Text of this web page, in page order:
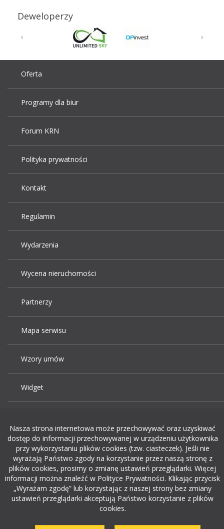
Deweloperzy
Oferta
Programy dla biur
Forum KRN
Polityka prywatności
Kontakt
Regulamin
Wydarzenia
Wycena nieruchomości
Partnerzy
Mapa serwisu
Wzory umów
Widget
Dodaj ogłoszenie o pracę
rekrutacja w it
Nasza strona internetowa może przechowywać oraz uzyskiwać
dostęp do informacji przechowywanej w urządzeniu użytkownika
przy wykorzystaniu plików cookies (tzw. ciasteczek). Jeśli nie
wyrażają Państwo zgody na korzystanie przez naszą stronę z
plików cookies, prosimy o zmianę ustawień przeglądarki. Więcej
informacji można znaleźć w Polityce Prywatności. Klikając przycisk
„Wyrażam zgodę” lub korzystając z naszej strony bez zmiany
ustawień przeglądarki akceptują Państwo korzystanie z plików
cookies.